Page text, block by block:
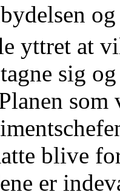
yttret at
sig
blive
er